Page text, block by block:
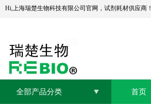
Hi,上海瑞楚生物科技有限公司官网，试剂耗材供应商！
全部产品分类 首页